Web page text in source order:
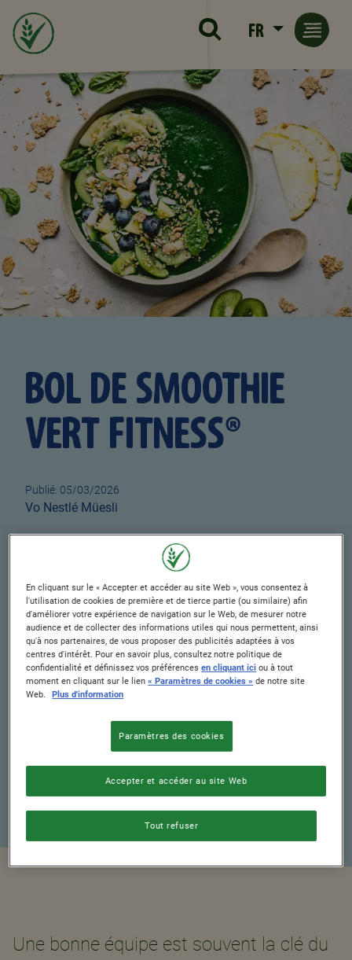
FR
BOL DE SMOOTHIE
VERT FITNESS®
Publié: 05/03/2026
Author
Vo Nestlé Müesli
10 min.
TEMPS DE CUISSON
0 min.
NIVEAU DE FACILITÉ
Facile
PORTIONS
Une bonne équipe est souvent la clé du
En cliquant sur le « Accepter et accéder au site Web », vous consentez à
l'utilisation de cookies de première et de tierce partie (ou similaire) afin
d'améliorer votre expérience de navigation sur le Web, de mesurer notre
audience et de collecter des informations utiles qui nous permettent, ainsi
qu'à nos partenaires, de vous proposer des publicités adaptées à vos
centres d'intérêt. Pour en savoir plus, consultez notre politique de
confidentialité et définissez vos préférencesen cliquant ici ou à tout
moment en cliquant sur le lien« Paramètres de cookies » de notre site
Web.
Plus d'information
Paramètres des cookies
Tout refuser
Accepter et accéder au site Web